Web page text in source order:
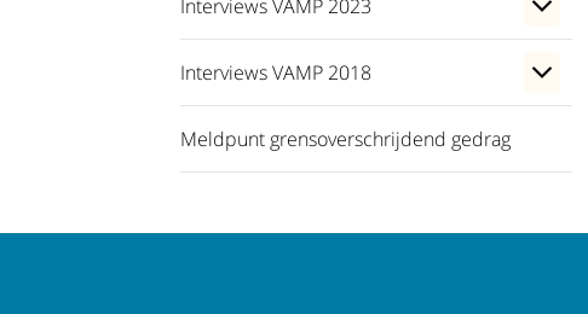
Interviews VAMP 2023
Interviews VAMP 2018
Meldpunt grensoverschrijdend gedrag